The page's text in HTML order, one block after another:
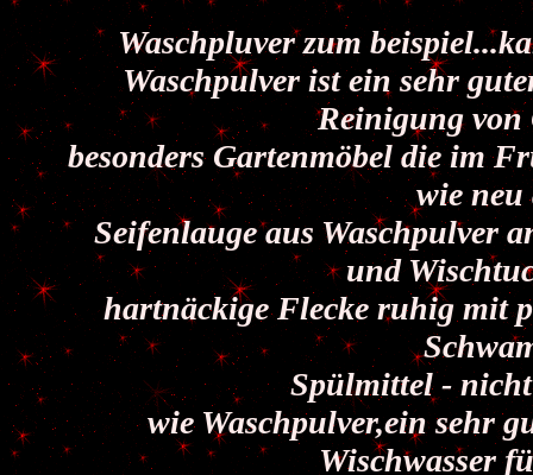
Waschpluver zum
Waschpulver ist ein sehr
Reinigung von
besonders Gartenmöbel die im
wie neu
Seifenlauge aus Waschpulver
und
hartnäckige Flecke ruhig mit
Spülmittel -
wie Waschpulver,ein sehr
Wischwasser